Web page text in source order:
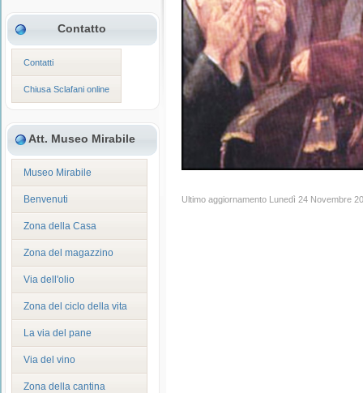
Contatto
Contatti
Chiusa Sclafani online
Att. Museo Mirabile
Museo Mirabile
Benvenuti
Zona della Casa
Zona del magazzino
Via dell'olio
Zona del ciclo della vita
La via del pane
Via del vino
Zona della cantina
Ultimo aggiornamento Lunedì 24 Novembre